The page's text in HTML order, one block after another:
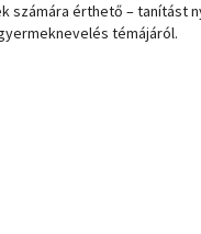
számára érthető – tanítást
témájáról.